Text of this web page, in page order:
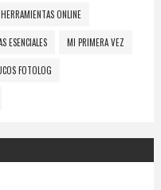
HERRAMIENTAS ONLINE
ESENCIALES MI PRIMERA VEZ
FOTOLOG